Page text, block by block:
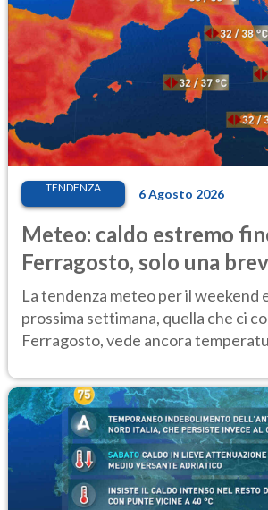
TENDENZA 6 Agosto 2026
Meteo: caldo estremo
Ferragosto, solo una
Ecco dove
La tendenza meteo per il weekend
prossima settimana, quella che ci
Ferragosto, vede ancora